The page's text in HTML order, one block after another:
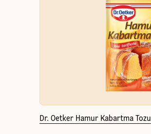
Dr. Oetker Hamur Kabartma Tozu